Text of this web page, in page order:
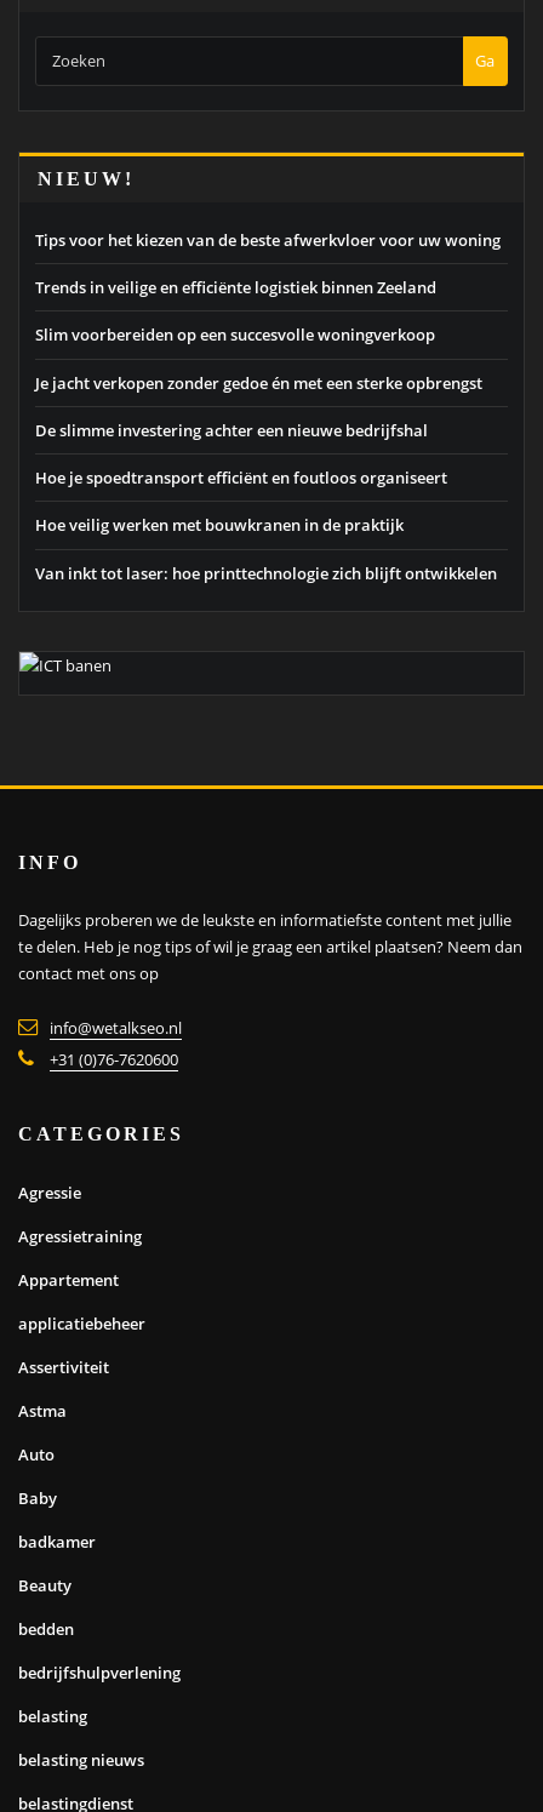
Ga
NIEUW!
Tips voor het kiezen van de beste afwerkvloer voor uw woning
Trends in veilige en efficiënte logistiek binnen Zeeland
Slim voorbereiden op een succesvolle woningverkoop
Je jacht verkopen zonder gedoe én met een sterke opbrengst
De slimme investering achter een nieuwe bedrijfshal
Hoe je spoedtransport efficiënt en foutloos organiseert
Hoe veilig werken met bouwkranen in de praktijk
Van inkt tot laser: hoe printtechnologie zich blijft ontwikkelen
INFO
Dagelijks proberen we de leukste en informatiefste content met jullie
te delen. Heb je nog tips of wil je graag een artikel plaatsen? Neem dan
contact met ons op
info@wetalkseo.nl
+31 (0)76-7620600
CATEGORIES
Agressie
Agressietraining
Appartement
applicatiebeheer
Assertiviteit
Astma
Auto
Baby
badkamer
Beauty
bedden
bedrijfshulpverlening
belasting
belasting nieuws
belastingdienst